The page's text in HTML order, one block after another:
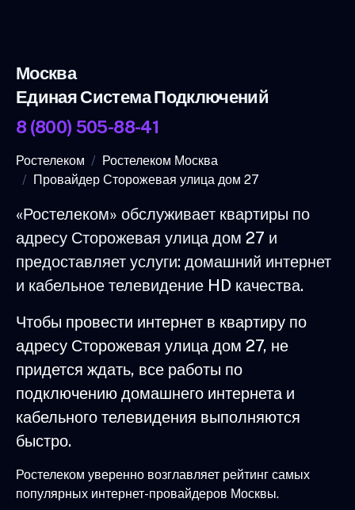
Москва
Единая Система Подключений
8 (800) 505-88-41
Ростелеком
Ростелеком Москва
Провайдер Сторожевая улица дом 27
«Ростелеком» обслуживает квартиры по
адресу Сторожевая улица дом 27 и
предоставляет услуги: домашний интернет
и кабельное телевидение HD качества.
Чтобы провести интернет в квартиру по
адресу Сторожевая улица дом 27, не
придется ждать, все работы по
подключению домашнего интернета и
кабельного телевидения выполняются
быстро.
Ростелеком уверенно возглавляет рейтинг самых
популярных интернет-провайдеров Москвы.